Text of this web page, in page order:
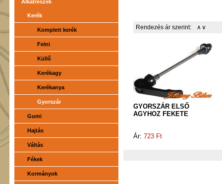
Rendezés ár szerint: ∧ ∨
GYORSZÁR ELSŐ
AGYHOZ FEKETE
Ár: 723 Ft
Alkatrészek
Kerék
Komplett kerék
Felni
Küllő
Kerékagy
Kerékanya
Gyorszár
Gumi
Hajtás
Váltás
Fékek
Kormányok